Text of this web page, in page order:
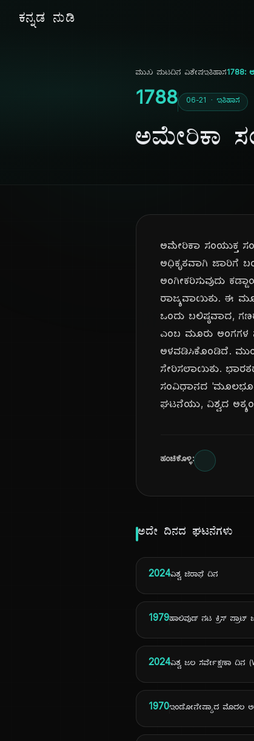
ಕನ್ನಡ ನುಡಿ
ಮುಖ ಪುಟದಿನ ವಿಶೇಷಇತಿಹಾಸ1788:
1788 06-21 · ಇತಿಹಾಸ
ಅಮೇರಿಕಾ
ಅಮೇರಿಕಾ ಸಂಯುಕ್ತ
ಅಧಿಕೃತವಾಗಿ ಜಾರಿಗೆ
ಅಂಗೀಕರಿಸುವುದು
ರಾಜ್ಯವಾಯಿತು. ಈ
ಒಂದು ಬಲಿಷ್ಠವಾದ,
ಎಂಬ ಮೂರು ಅಂಗಗಳ
ಅಳವಡಿಸಿಕೊಂಡಿದೆ.
ಸೇರಿಸಲಾಯಿತು.
ಸಂವಿಧಾನದ
ಘಟನೆಯು, ವಿಶ್ವದ
ಹಂಚಿಕೊಳ್ಳಿ:
ಅದೇ ದಿನದ ಘಟನೆಗಳು
2024ವಿಶ್ವ ಜಿರಾಫೆ ದಿನ
1979ಹಾಲಿವುಡ್ ನಟ ಕ್ರಿಸ್ ಪ್ರಾಟ್
2024ವಿಶ್ವ ಜಲ ಸರ್ವೇಕ್ಷಣಾ ದಿನ
1970ಇಂಡೋನೇಷ್ಯಾದ ಮೊದಲ